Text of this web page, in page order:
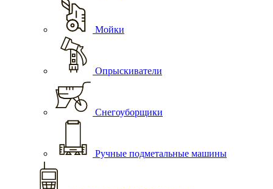
Мойки
Опрыскиватели
Снегоуборщики
Ручные подметальные машины